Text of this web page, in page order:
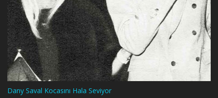
Dany Saval Kocasını Hala Seviyor